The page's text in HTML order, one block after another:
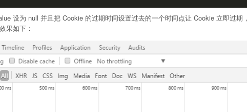
设为 null 并且把 Cookie 的过期时间设置过去的一个时间点让 Cookie 立即过期
果如下：